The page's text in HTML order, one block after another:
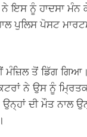
ਨੂੰ ਹਾਦਸਾ ਮੰਨ
ਪੁਲਿਸ ਪੋਸਟ
ਮੰਜ਼ਿਲ ਤੋਂ ਡਿੱਗ
ਨੇ ਉਸ ਨੂੰ
ਦੀ ਮੌਤ ਨਾਲ